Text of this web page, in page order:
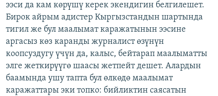
ээси да кам көрүшү керек экендигин белгилешет.
Бирок айрым адистер Кыргызстандын шартында
тигил же бул маалымат каражатынын ээсине
аргасыз көз каранды журналист өзүнүн
коопсуздугу үчүн да, калыс, бейтарап маалыматты
элге жеткирүүгө шаасы жетпейт дешет. Алардын
баамында ушу тапта бул өлкөдө маалымат
каражаттары эки топко: бийликтин саясатын